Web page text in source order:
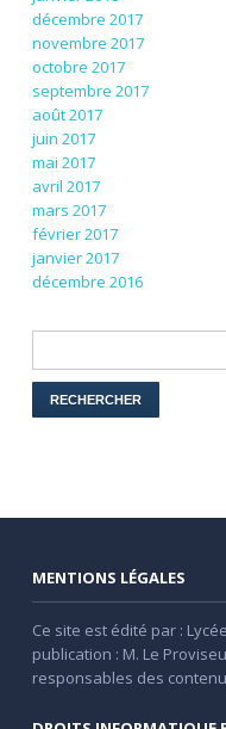
décembre 2017
novembre 2017
octobre 2017
septembre 2017
août 2017
juin 2017
mai 2017
avril 2017
mars 2017
février 2017
janvier 2017
décembre 2016
MENTIONS LÉGALES
Ce site est édité par :
publication : M. Le
responsables des